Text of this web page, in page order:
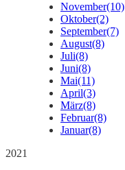
November(10)
Oktober(2)
September(7)
August(8)
Juli(8)
Juni(8)
Mai(11)
April(3)
März(8)
Februar(8)
Januar(8)
2021